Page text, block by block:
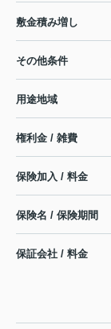
敷金積み増し
その他条件
用途地域
権利金 / 雑費
保険加入 / 料金
保険名 / 保険期間
保証会社 / 料金